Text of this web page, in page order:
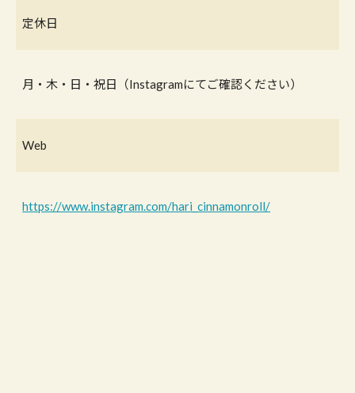
定休日
月・木・日・祝日（Instagramにてご確認ください）
Web
https://www.instagram.com/hari_cinnamonroll/